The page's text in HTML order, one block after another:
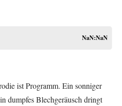
NaN:NaN
ist Programm. Ein sonniger
dumpfes Blechgeräusch dringt